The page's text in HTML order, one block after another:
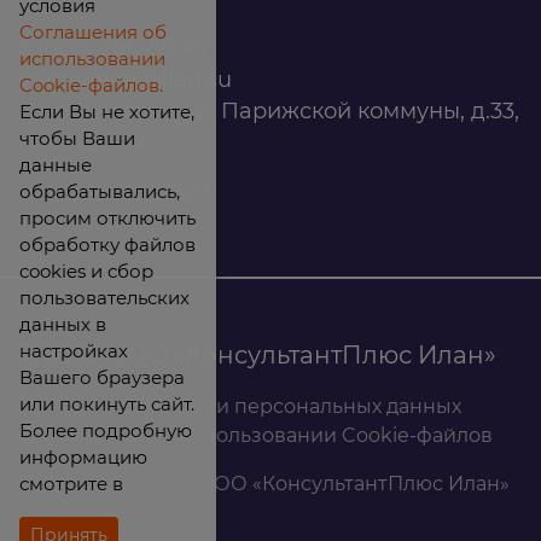
infomarket@ilan.su
г. Красноярск, ул. Парижской коммуны, д.33,
помещ. 302
ИНН: 2465263327
© 2026 ООО «КонсультантПлюс Илан»
Политика обработки персональных данных
Соглашение об использовании Cookie-файлов
Результаты СОУТ ООО «КонсультантПлюс Илан»
условия
Соглашения об
использовании
Cookie-файлов.
Если Вы не хотите,
чтобы Ваши
данные
обрабатывались,
просим отключить
обработку файлов
cookies и сбор
пользовательских
данных в
настройках
Вашего браузера
или покинуть сайт.
Более подробную
информацию
смотрите в
Принять